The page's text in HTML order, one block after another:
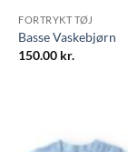
FORTRYKT TØJ
Basse Vaskebjørn
150.00 kr.